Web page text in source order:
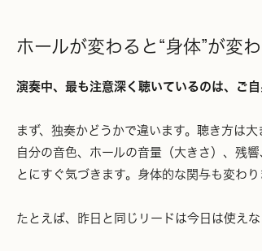
ホールが変わると“身体”が変
演奏中、最も注意深く聴いているのは、ご
まず、独奏かどうかで違います。聴き方は
自分の音色、ホールの音量（大きさ）、残
とにすぐ気づきます。身体的な関与も変わ
たとえば、昨日と同じリードは今日は使え